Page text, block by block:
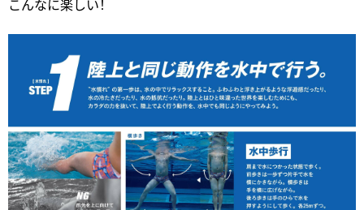
こんなに楽しい！